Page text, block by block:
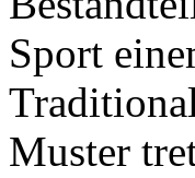
Sport
Muster